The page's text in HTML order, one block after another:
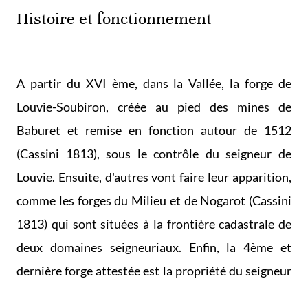
Histoire et fonctionnement
A partir du XVI ème, dans la Vallée, la forge de
Louvie-Soubiron, créée au pied des mines de
Baburet et remise en fonction autour de 1512
(Cassini 1813), sous le contrôle du seigneur de
Louvie. Ensuite, d'autres vont faire leur apparition,
comme les forges du Milieu et de Nogarot (Cassini
1813) qui sont situées à la frontière cadastrale de
deux domaines seigneuriaux. Enfin, la 4ème et
dernière forge attestée est la propriété du seigneur